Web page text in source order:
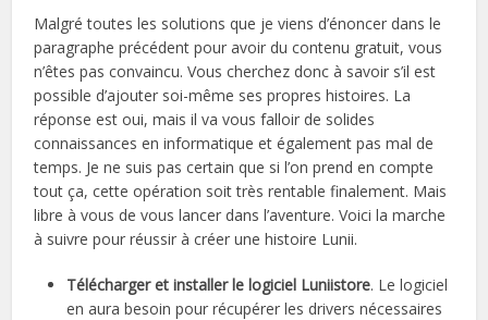
Malgré toutes les solutions que je viens d’énoncer dans le
paragraphe précédent pour avoir du contenu gratuit, vous
n’êtes pas convaincu. Vous cherchez donc à savoir s’il est
possible d’ajouter soi-même ses propres histoires. La
réponse est oui, mais il va vous falloir de solides
connaissances en informatique et également pas mal de
temps. Je ne suis pas certain que si l’on prend en compte
tout ça, cette opération soit très rentable finalement. Mais
libre à vous de vous lancer dans l’aventure. Voici la marche
à suivre pour réussir à créer une histoire Lunii.
Télécharger et installer le logiciel Luniistore. Le logiciel
en aura besoin pour récupérer les drivers nécessaires